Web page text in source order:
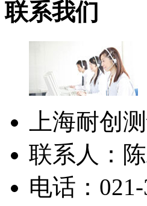
联系我们
上海耐创
联系人：
电话：